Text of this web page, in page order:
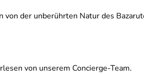
von der unberührten Natur des
von unserem Concierge-Team.